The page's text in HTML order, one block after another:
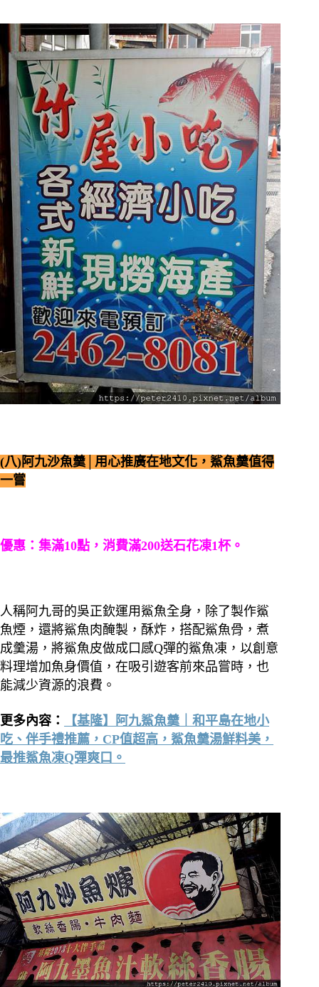
(八)阿九沙魚羹│用心推廣在地文化，鯊魚羹值得
一嘗
優惠：集滿10點，消費滿200送石花凍1杯。
人稱阿九哥的吳正欽運用鯊魚全身，除了製作鯊
魚煙，還將鯊魚肉醃製，酥炸，搭配鯊魚骨，煮
成羹湯，將鯊魚皮做成口感Q彈的鯊魚凍，以創意
料理增加魚身價值，在吸引遊客前來品嘗時，也
能減少資源的浪費。
更多內容：
【基隆】阿九鯊魚羹｜和平島在地小
吃、伴手禮推薦，CP值超高，鯊魚羹湯鮮料美，
最推鯊魚凍Q彈爽口。